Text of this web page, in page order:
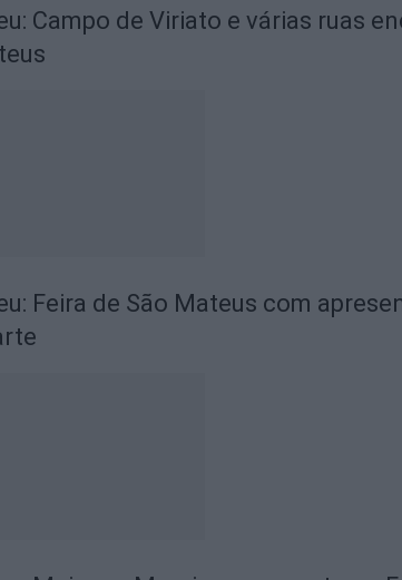
Campo de Viriato e várias ruas
Feira de São Mateus com